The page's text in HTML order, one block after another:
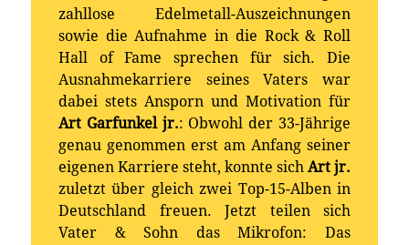
zahllose Edelmetall-Auszeichnungen
sowie die Aufnahme in die Rock & Roll
Hall of Fame sprechen für sich. Die
Ausnahmekarriere seines Vaters war
dabei stets Ansporn und Motivation für
Art Garfunkel jr.: Obwohl der 33-Jährige
genau genommen erst am Anfang seiner
eigenen Karriere steht, konnte sich Art jr.
zuletzt über gleich zwei Top-15-Alben in
Deutschland freuen. Jetzt teilen sich
Vater & Sohn das Mikrofon: Das